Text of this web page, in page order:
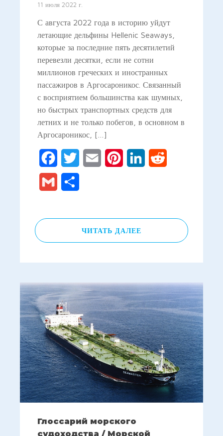
11 июля 2022 г.
С августа 2022 года в историю уйдут
летающие дельфины Hellenic Seaways,
которые за последние пять десятилетий
перевезли десятки, если не сотни
миллионов греческих и иностранных
пассажиров в Аргосароникос. Связанный
с восприятием большинства как шумных,
но быстрых транспортных средств для
летних и не только побегов, в основном в
Аргосароникос, […]
FacebookTwitter Email PinterestLinkedIn
Gmail
ЧИТАТЬ ДАЛЕЕ
Глоссарий морского
судоходства / Морской